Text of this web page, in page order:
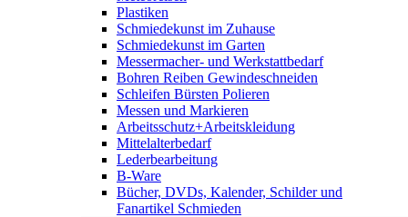
Plastiken
Schmiedekunst im Zuhause
Schmiedekunst im Garten
Messermacher- und Werkstattbedarf
Bohren Reiben Gewindeschneiden
Schleifen Bürsten Polieren
Messen und Markieren
Arbeitsschutz+Arbeitskleidung
Mittelalterbedarf
Lederbearbeitung
B-Ware
Bücher, DVDs, Kalender, Schilder und
Fanartikel Schmieden